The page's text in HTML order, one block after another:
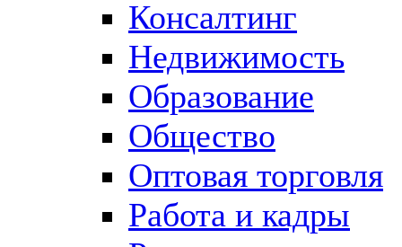
Консалтинг
Недвижимость
Образование
Общество
Оптовая торговля
Работа и кадры